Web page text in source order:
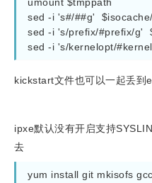
sed -i 's#/##g'
sed -i 's/prefix/#prefix/g'
kickstart文件也可以一起丢到
ipxe默认没有开启支持
去
yum install git mkisofs